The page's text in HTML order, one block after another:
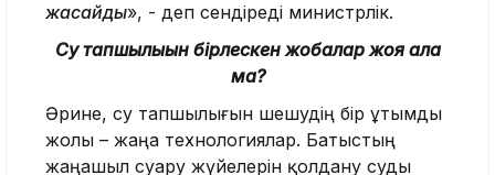
жасайды», - деп сендіреді министрлік.
Су тапшылығын бірлескен жобалар жоя ала
ма?
Әрине, су тапшылығын шешудің бір ұтымды
жолы – жаңа технологиялар. Батыстың
жаңашыл суару жүйелерін қолдану суды